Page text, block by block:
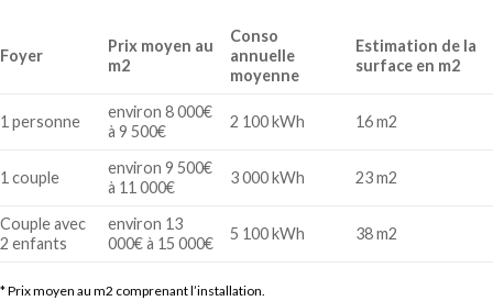
Foyer
Prix moyen au
m2
Conso
annuelle
moyenne
Estimation de la
surface en m2
1 personne
environ 8 000€
à 9 500€
2 100 kWh 16 m2
1 couple
environ 9 500€
à 11 000€
3 000 kWh 23 m2
Couple avec
2 enfants
environ 13
000€ à 15 000€
5 100 kWh 38 m2
* Prix moyen au m2 comprenant l’installation.